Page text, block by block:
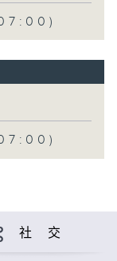
社 交